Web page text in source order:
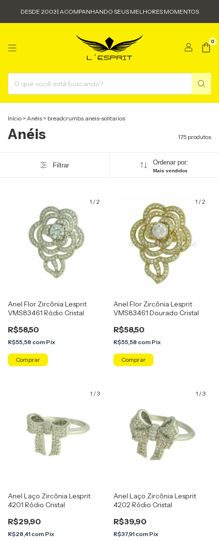
DESDE 2003 | ACOMPANHANDO SEUS MELHORES MOMENTOS
0
Início > Anéis > breadcrumbs.aneis-solitarios
Anéis 175 produtos
Filtrar Ordenar por:
Mais vendidos
1 /2
Anel Flor Zircônia Lesprit
VMS83461 Ródio Cristal
R$58,50
R$55,58 com Pix
Comprar
1 /2
Anel Flor Zircônia Lesprit
VMS83461 Dourado Cristal
R$58,50
R$55,58 com Pix
Comprar
1 /3
Anel Laço Zircônia Lesprit
4201 Ródio Cristal
R$29,90
R$28,41 com Pix
1 /3
Anel Laço Zircônia Lesprit
4202 Ródio Cristal
R$39,90
R$37,91 com Pix